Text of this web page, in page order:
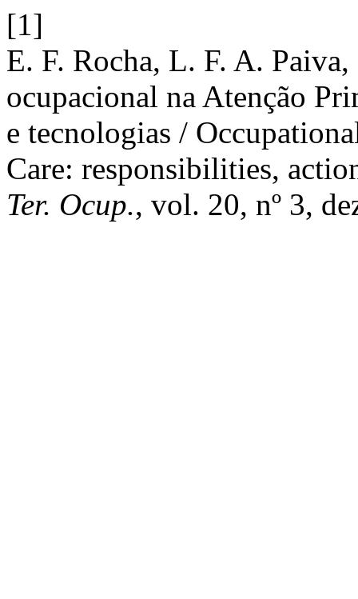
[1]
E. F. Rocha, L. F. A.
ocupacional na Atenção
e tecnologias /
Care: responsibilities,
Ter. Ocup., vol. 20, nº 3,